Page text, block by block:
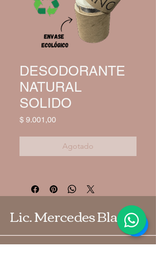
DESODORANTE
NATURAL
SOLIDO
$ 9.001,00Precio
Agotado
Lic. Mercedes Blanco